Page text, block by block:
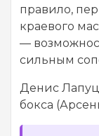
правило,
краевого
—
сильным
Денис
бокса